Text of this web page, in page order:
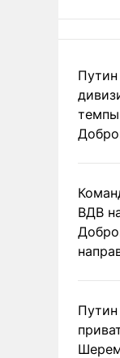
темпы
ВДВ